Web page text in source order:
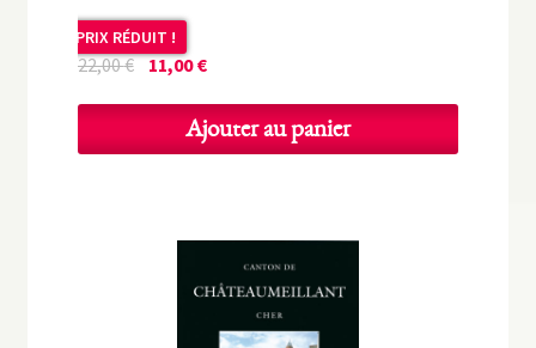
PRIX RÉDUIT !
22,00€Le
était :
11,00€Le
actuel
est :
Ajouter au panier